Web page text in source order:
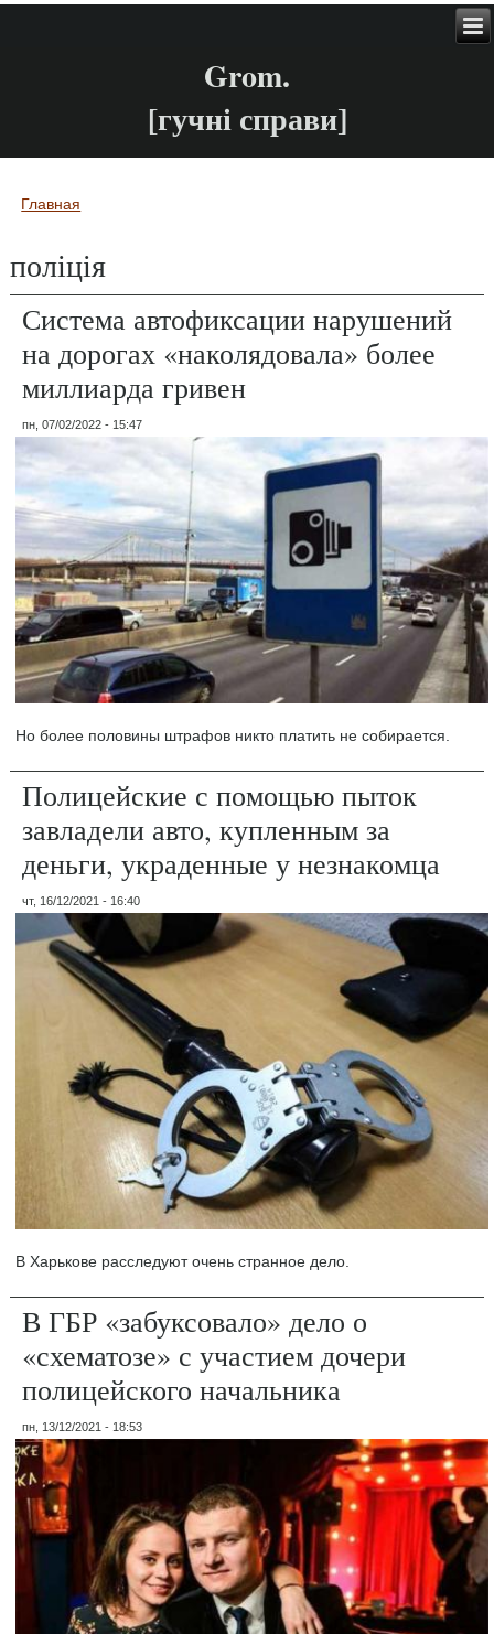
Grom.
[гучні справи]
Вы здесь
Главная
поліція
Система автофиксации нарушений
на дорогах «наколядовала» более
миллиарда гривен
пн, 07/02/2022 - 15:47
Но более половины штрафов никто платить не собирается.
Полицейские с помощью пыток
завладели авто, купленным за
деньги, украденные у незнакомца
чт, 16/12/2021 - 16:40
В Харькове расследуют очень странное дело.
В ГБР «забуксовало» дело о
«схематозе» с участием дочери
полицейского начальника
пн, 13/12/2021 - 18:53